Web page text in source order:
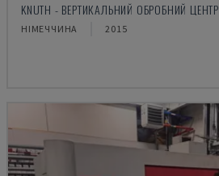
KNUTH - ВЕРТИКАЛЬНИЙ ОБРОБНИЙ ЦЕНТР
НІМЕЧЧИНА 2015